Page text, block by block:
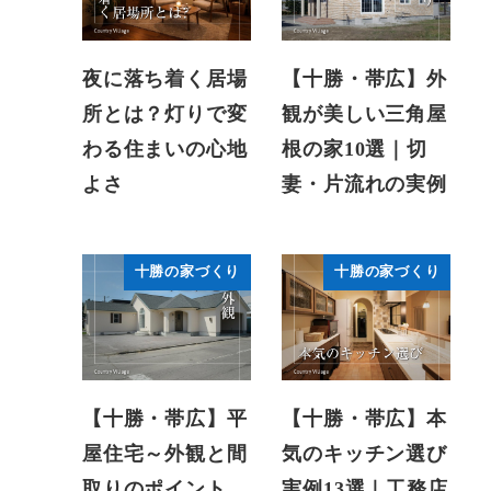
夜に落ち着く居場
所とは？灯りで変
わる住まいの心地
よさ
【十勝・帯広】外
観が美しい三角屋
根の家10選｜切
妻・片流れの実例
十勝の家づくり
【十勝・帯広】平
屋住宅～外観と間
十勝の家づくり
【十勝・帯広】本
気のキッチン選び